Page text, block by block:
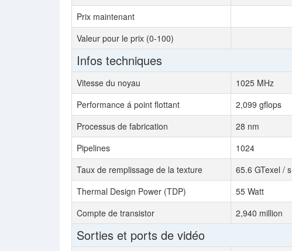
Prix maintenant
Valeur pour le prix (0-100)
Infos techniques
Vitesse du noyau 1025 MHz
Performance á point flottant
2,099 gflops
Processus de fabrication
28 nm
Pipelines
1024
Taux de remplissage de la texture
65.6 GTexel / s
Thermal Design Power (TDP)
55 Watt
Compte de transistor
2,940 million
Sorties et ports de vidéo